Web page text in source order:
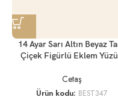
14 Ayar Sarı Altın Beyaz
Çiçek Figürlü Eklem
Cetaş
Ürün kodu: BEST347